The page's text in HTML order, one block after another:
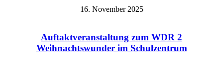
16. November 2025
Auftaktveranstaltung zum WDR 2
Weihnachtswunder im Schulzentrum